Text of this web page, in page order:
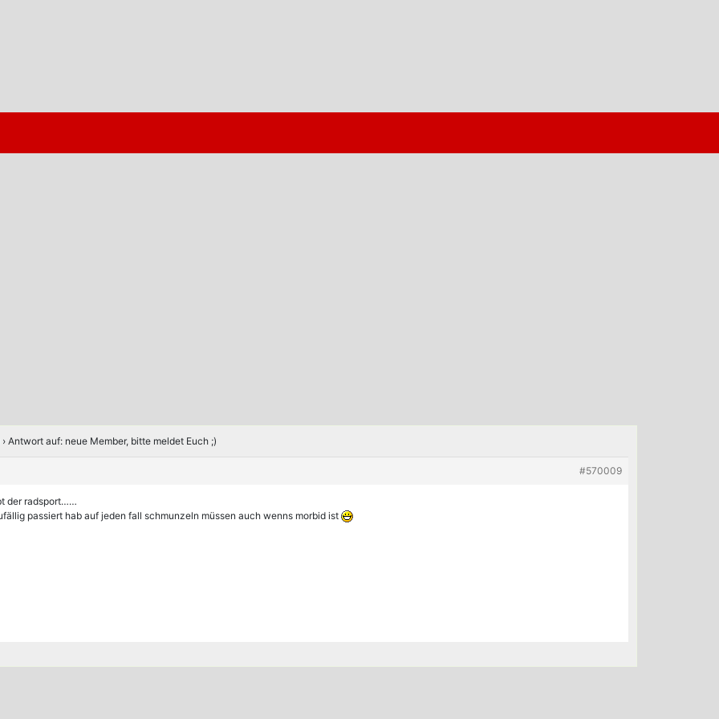
› Antwort auf: neue Member, bitte meldet Euch ;)
#570009
der radsport……
passiert hab auf jeden fall schmunzeln müssen auch wenns morbid ist